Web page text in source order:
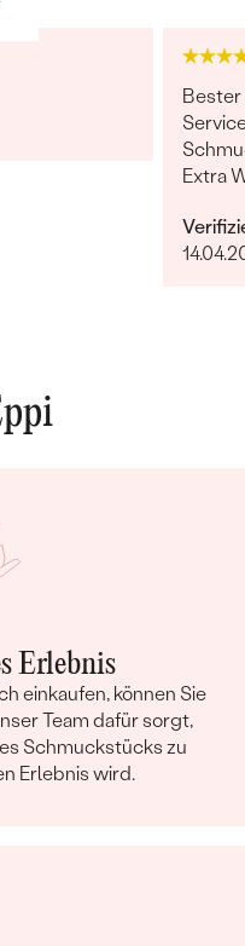
Bester
Extra
Erlebnis
einkaufen, können Sie
Team dafür sorgt,
Schmuckstücks zu
Erlebnis wird.